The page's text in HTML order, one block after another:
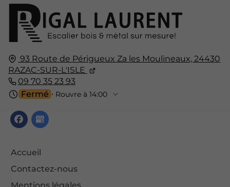
93 Route de Périgueux Za les Moulineaux,24430
RAZAC-SUR-L'ISLE
09 70 35 23 93
Fermé ⋅ Rouvre à 14:00
Accueil
Contactez-nous